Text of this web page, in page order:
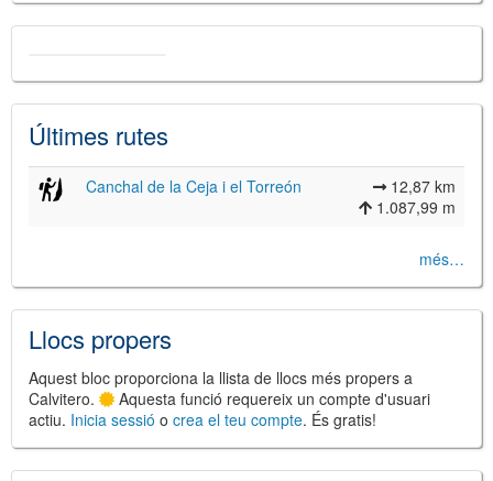
©Leaflet
JS library for interactive maps
Últimes rutes
Canchal de la Ceja i el Torreón
12,87 km
1.087,99 m
més…
Llocs propers
Aquest bloc proporciona la llista de llocs més propers a
Calvitero.
Aquesta funció requereix un compte d'usuari
actiu. Inicia sessió o crea el teu compte. És gratis!